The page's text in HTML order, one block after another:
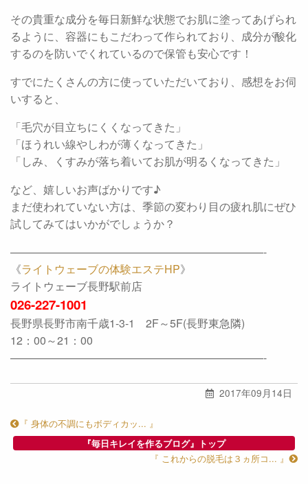
その貴重な成分を毎日新鮮な状態でお肌に塗ってあげられ
るように、容器にもこだわって作られており、成分が酸化
するのを防いでくれているので保管も安心です！
すでにたくさんの方に使っていただいており、感想をお伺
いすると、
「毛穴が目立ちにくくなってきた」
「ほうれい線やしわが薄くなってきた」
「しみ、くすみが落ち着いてお肌が明るくなってきた」
など、嬉しいお声ばかりです♪
まだ使われていない方は、季節の変わり目の疲れ肌にぜひ
試してみてはいかがでしょうか？
———————————————————————-
《ライトウェーブの体験エステHP》
ライトウェーブ長野駅前店
026-227-1001
長野県長野市南千歳1-3-1 2F～5F(長野東急隣)
12：00～21：00
———————————————————————-
2017年09月14日
『 身体の不調にもボディカッ... 』
『毎日キレイを作るブログ』トップ
『 これからの脱毛は３ヵ所コ... 』